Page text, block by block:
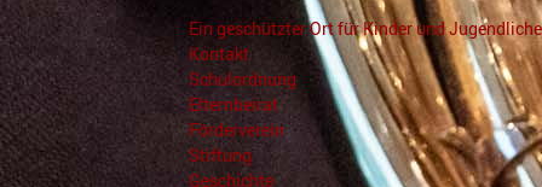
Ein geschützter Ort für Kinder und Jugendliche
Kontakt
Schulordnung
Elternbeirat
Förderverein
Stiftung
Geschichte